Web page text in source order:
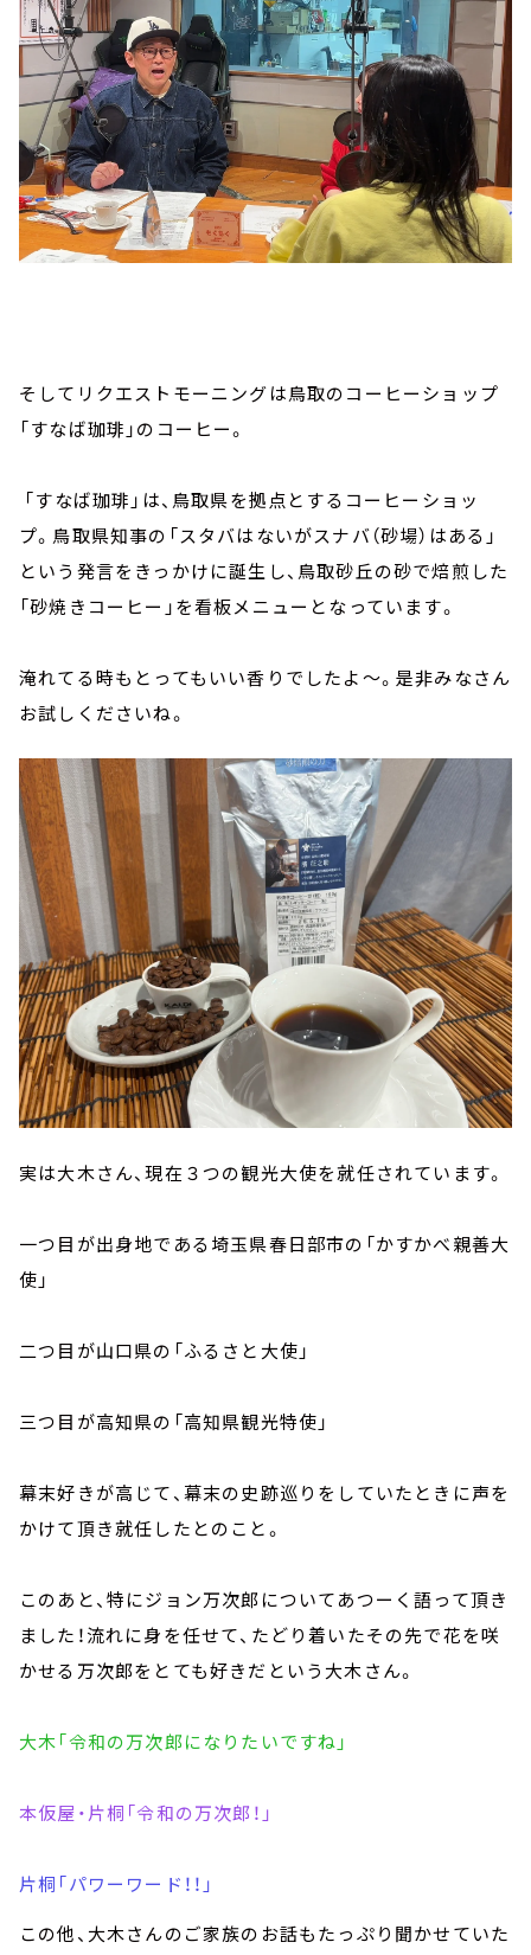
そしてリクエストモーニングは鳥取のコーヒーショップ
「すなば珈琲」のコーヒー。
「すなば珈琲」は、鳥取県を拠点とするコーヒーショッ
プ。鳥取県知事の「スタバはないがスナバ（砂場）はある」
という発言をきっかけに誕生し、鳥取砂丘の砂で焙煎した
「砂焼きコーヒー」を看板メニューとなっています。
淹れてる時もとってもいい香りでしたよ～。是非みなさん
お試しくださいね。
実は大木さん、現在３つの観光大使を就任されています。
一つ目が出身地である埼玉県春日部市の「かすかべ親善大
使」
二つ目が山口県の「ふるさと大使」
三つ目が高知県の「高知県観光特使」
幕末好きが高じて、幕末の史跡巡りをしていたときに声を
かけて頂き就任したとのこと。
このあと、特にジョン万次郎についてあつーく語って頂き
ました！流れに身を任せて、たどり着いたその先で花を咲
かせる万次郎をとても好きだという大木さん。
大木「令和の万次郎になりたいですね」
本仮屋・片桐「令和の万次郎！」
片桐「パワーワード！！」
この他、大木さんのご家族のお話もたっぷり聞かせていた